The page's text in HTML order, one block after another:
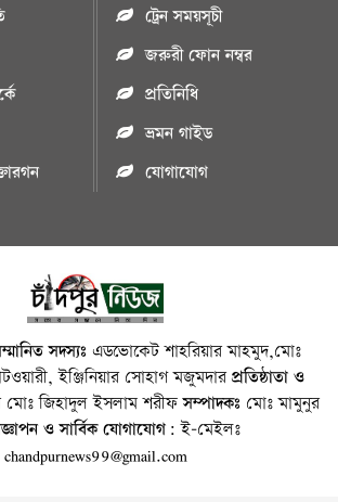
ট্রেন সময়সূচী
জরুরী ফোন নম্বর
প্রতিনিধি
ভ্রমন গাইড
যোগাযোগ
সদস্যঃ এডভোকেট শাহরিয়ার মাহমুদ,মোঃ
ইঞ্জিনিয়ার সোহাগ মজুমদারপ্রতিষ্ঠাতা ও
মোঃ জিহাদুল ইসলাম শরীফসম্পাদকঃ মোঃ মামুনুর
ও সার্বিক যোগাযোগ: ই-মেইলঃ
chandpurnews99@gmail.com